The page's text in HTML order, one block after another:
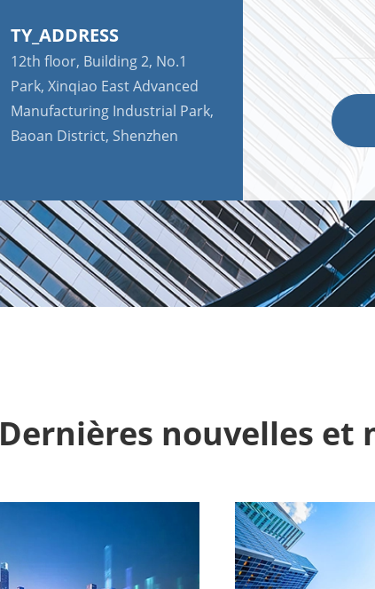
TY_ADDRESS
12th floor, Building 2, No.1
Park, Xinqiao East Advanced
Manufacturing Industrial Park,
Baoan District, Shenzhen
Dernières nouvelles et